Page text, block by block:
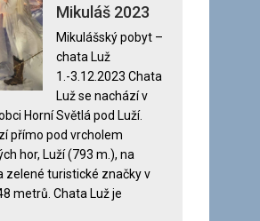
textu
názvem
Mikuláš
2023
Mikuláš 2023
Mikulášský pobyt –
chata Luž
1.-3.12.2023 Chata
Luž se nachází v
Horní Světlá pod Luží.
přímo pod vrcholem
hor, Luží (793 m.), na
zelené turistické značky v
metrů. Chata Luž je